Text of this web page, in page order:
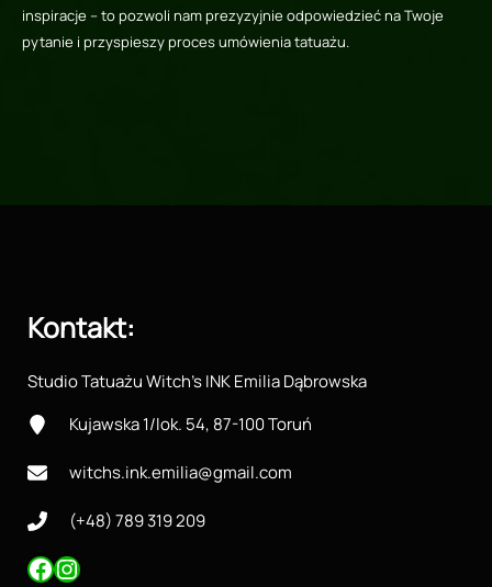
inspiracje – to pozwoli nam prezyzyjnie odpowiedzieć na Twoje
pytanie i przyspieszy proces umówienia tatuażu.
Kontakt:
Studio TatuażuWitch’s INK Emilia Dąbrowska
Kujawska 1/lok. 54, 87-100 Toruń
witchs.ink.emilia@gmail.com
(+48) 789 319 209
Facebook
Instagram